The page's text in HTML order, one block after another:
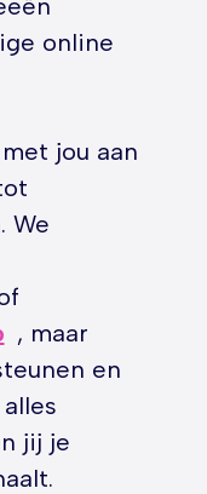
online
jou aan
We
, maar
en
jij je